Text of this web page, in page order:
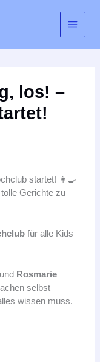
los! –
startet! 👩‍🍳
Gerichte zu
für alle Kids
Rosmarie
selbst
wissen muss.